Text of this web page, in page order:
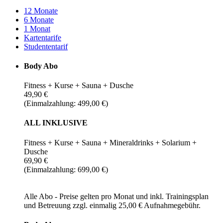
12 Monate
6 Monate
1 Monat
Kartentarife
Studententarif
Body Abo
Fitness + Kurse + Sauna + Dusche
49,90 €
(Einmalzahlung: 499,00 €)
ALL INKLUSIVE
Fitness + Kurse + Sauna + Mineraldrinks + Solarium +
Dusche
69,90 €
(Einmalzahlung: 699,00 €)
Alle Abo - Preise gelten pro Monat und inkl. Trainingsplan
und Betreuung zzgl. einmalig 25,00 € Aufnahmegebühr.